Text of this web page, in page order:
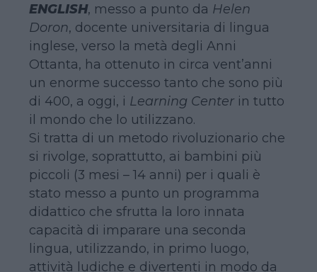
ENGLISH, messo a punto da Helen
Doron, docente universitaria di lingua
inglese, verso la metà degli Anni
Ottanta, ha ottenuto in circa vent’anni
un enorme successo tanto che sono più
di 400, a oggi, i Learning Centerin tutto
il mondo che lo utilizzano.
Si tratta di un metodo rivoluzionario che
si rivolge, soprattutto, ai bambini più
piccoli (3 mesi – 14 anni) per i quali è
stato messo a punto un programma
didattico che sfrutta la loro innata
capacità di imparare una seconda
lingua, utilizzando, in primo luogo,
attività ludiche e divertenti in modo da